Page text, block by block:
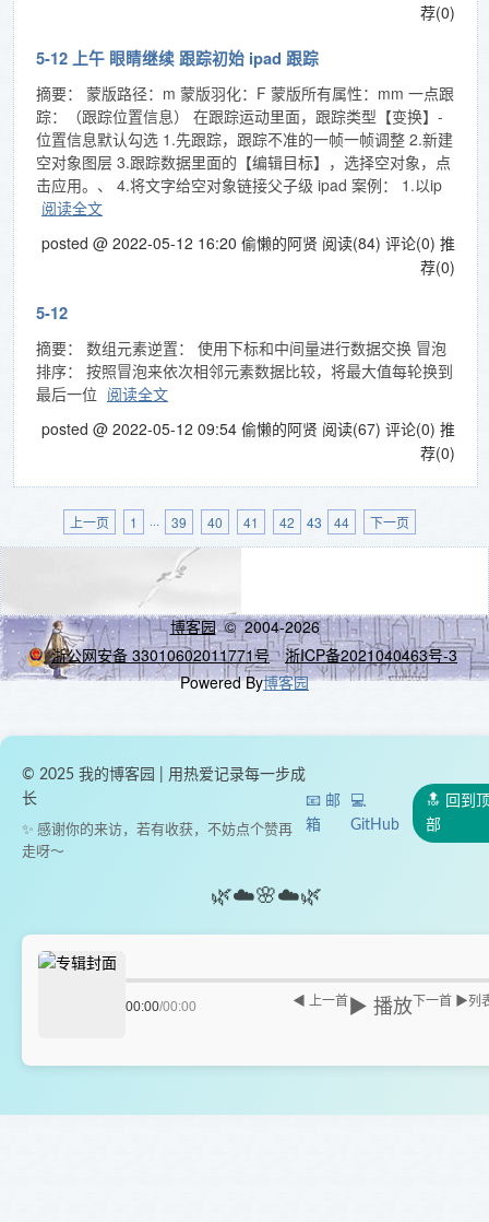
荐(0)
5-12 上午 眼睛继续 跟踪初始 ipad 跟踪
摘要： 蒙版路径：m 蒙版羽化：F 蒙版所有属性：mm 一点跟
踪：（跟踪位置信息） 在跟踪运动里面，跟踪类型【变换】-
位置信息默认勾选 1.先跟踪，跟踪不准的一帧一帧调整 2.新建
空对象图层 3.跟踪数据里面的【编辑目标】，选择空对象，点
击应用。、 4.将文字给空对象链接父子级 ipad 案例： 1.以ip
阅读全文
posted @ 2022-05-12 16:20 偷懒的阿贤 阅读(84) 评论(0) 推
荐(0)
5-12
摘要： 数组元素逆置： 使用下标和中间量进行数据交换 冒泡
排序： 按照冒泡来依次相邻元素数据比较，将最大值每轮换到
最后一位 阅读全文
posted @ 2022-05-12 09:54 偷懒的阿贤 阅读(67) 评论(0) 推
荐(0)
上一页 1 ··· 39 40 41 42 43 44 下一页
博客园© 2004-2026
浙公网安备 33010602011771号
浙ICP备2021040463号-3
Powered By博客园
© 2025 我的博客园 | 用热爱记录每一步成
长
✨ 感谢你的来访，若有收获，不妨点个赞再
走呀～
📧 邮
箱
💻
GitHub
🔝 回到
部
🌿☁️🌸☁️🌿
00:00/00:00 ◀ 上一首 ▶ 播放 下一首 ▶列